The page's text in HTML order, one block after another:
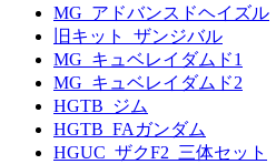
MG_アドバンスドヘイズル
旧キット_ザンジバル
MG_キュベレイダムド1
MG_キュベレイダムド2
HGTB_ジム
HGTB_FAガンダム
HGUC_ザクF2_三体セット